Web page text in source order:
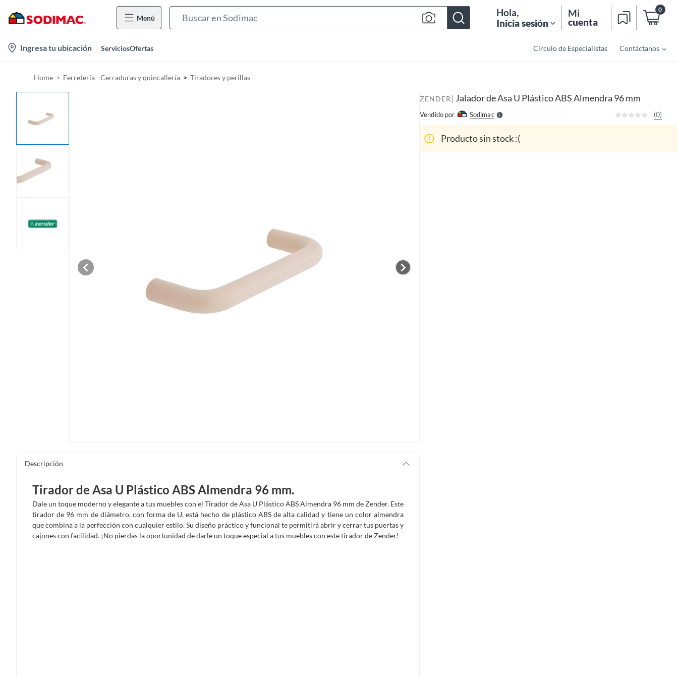
Menú Hola,
Inicia sesión
Mi
cuenta
0
Ingresa tu ubicación ServiciosOfertas Círculo de Especialistas Contáctanos
Home Ferretería - Cerraduras y quincallería Tiradores y perillas
Descripción
Tirador de Asa U Plástico ABS Almendra 96 mm.
Dale un toque moderno y elegante a tus muebles con el Tirador de Asa U Plástico ABS Almendra 96 mm de Zender. Este
tirador de 96 mm de diámetro, con forma de U, está hecho de plástico ABS de alta calidad y tiene un color almendra
que combina a la perfección con cualquier estilo. Su diseño práctico y funcional te permitirá abrir y cerrar tus puertas y
cajones con facilidad. ¡No pierdas la oportunidad de darle un toque especial a tus muebles con este tirador de Zender!
ZENDER | Jalador de Asa U Plástico ABS Almendra 96 mm
Vendido por SodimacS
l
(0)
Producto sin stock :(